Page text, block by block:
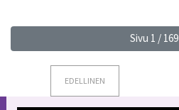
Sivu 1 / 169
EDELLINEN